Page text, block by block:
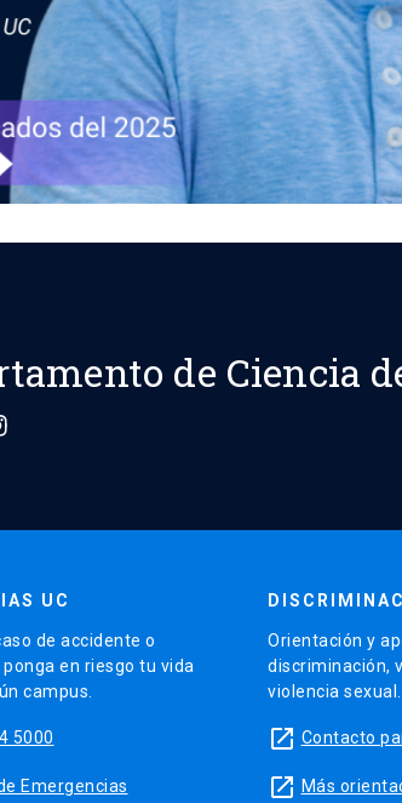
de Ciencia
UC
de accidente o
en riesgo tu vida
campus.
5000
Emergencias
Orientación y
discriminación,
violencia sexual.
launch Contacto
launch Más